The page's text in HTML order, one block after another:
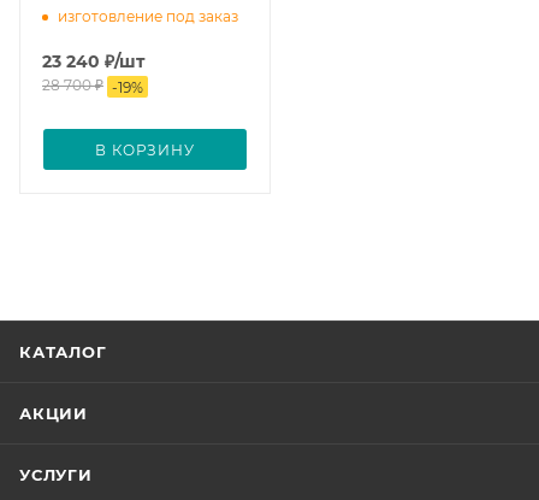
изготовление под заказ
23 240 ₽/шт
28 700₽ -19%
В КОРЗИНУ
КАТАЛОГ
АКЦИИ
УСЛУГИ